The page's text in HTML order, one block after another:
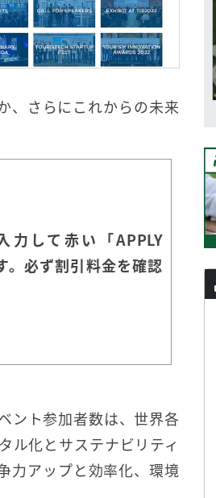
、さらにこれからの未来
して赤い「APPLY
必ず割引料金を確認
ント参加者数は、世界各
ル化とサステナビリティ
力アップと効率化、環境